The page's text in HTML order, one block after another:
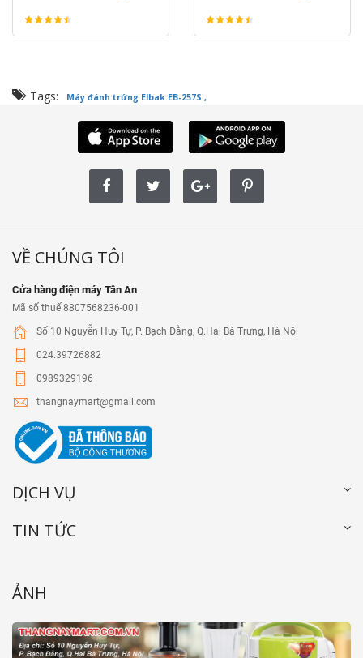
Tags: Máy đánh trứng Elbak EB-257S ,
VỀ CHÚNG TÔI
Cửa hàng điện máy Tân An
Mã số thuế 8807568236-001
Số 10 Nguyễn Huy Tự, P. Bạch Đằng, Q.Hai Bà Trưng, Hà Nội
024.39726882
0989329196
thangnaymart@gmail.com
DỊCH VỤ
TIN TỨC
ẢNH